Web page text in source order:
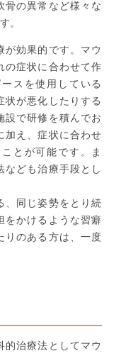
骨の異常など様々な
。
が効果的です。マウ
の症状に合わせて作
スを使用している
状が悪化したりする
設で研修を積んでお
加え、症状に合わせ
とが可能です。ま
なども治療手段とし
、同じ姿勢をとり続
をかけるような習癖
りのある方は、一度
的治療法としてマウ